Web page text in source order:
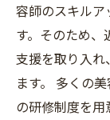
容師のスキル
す。そのため
支援を取り入
ます。 多くの
の研修制度を